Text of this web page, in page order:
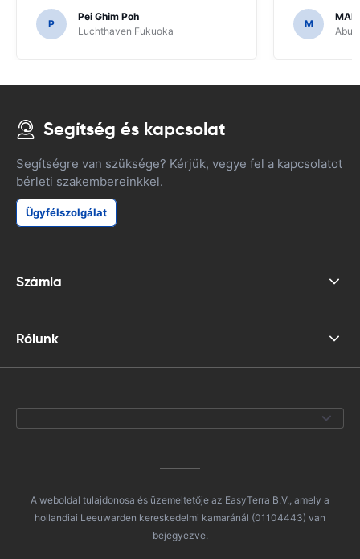
lenne, ha úgy döntöttünk, hogy olyan
GPS-t vásárolunk, amire szükség van a
japán utak navigálásához.
P
Pei Ghim Poh
Luchthaven Fukuoka
hogy
M
Abu
Segítség és kapcsolat
Segítségre van szüksége? Kérjük, vegye fel a kapcsolatot
bérleti szakembereinkkel.
Ügyfélszolgálat
Számla
Rólunk
A weboldal tulajdonosa és üzemeltetője az EasyTerra B.V., amely a
hollandiai Leeuwarden kereskedelmi kamaránál (01104443) van
bejegyezve.